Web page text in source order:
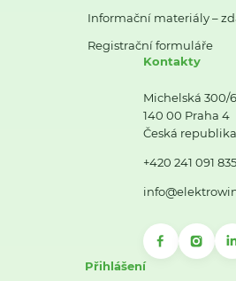
Informační materiály –
Registrační formuláře
Kontakty
Michelská 300/
140 00 Praha 4
Česká republika
+420 241 091 835
Přihlášení